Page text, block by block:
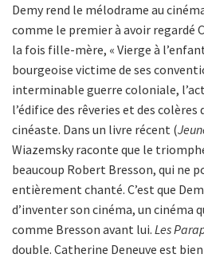
Demy rend le mélodrame au
comme le premier à avoir regardé
la fois fille-mère, « Vierge à
bourgeoise victime de ses
interminable guerre coloniale,
l’édifice des rêveries et des
cinéaste. Dans un livre récent (
Wiazemsky raconte que le
beaucoup Robert Bresson, qui ne
entièrement chanté. C’est que
d’inventer son cinéma, un cinéma
comme Bresson avant lui. Les
double. Catherine Deneuve est